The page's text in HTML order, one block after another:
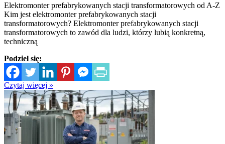
Elektromonter prefabrykowanych stacji transformatorowych od A-Z
Kim jest elektromonter prefabrykowanych stacji
transformatorowych? Elektromonter prefabrykowanych stacji
transformatorowych to zawód dla ludzi, którzy lubią konkretną,
techniczną
Podziel się:
Czytaj więcej »